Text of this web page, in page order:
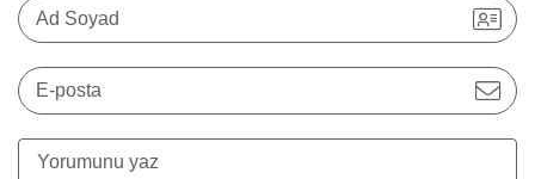
Ad Soyad
E-posta